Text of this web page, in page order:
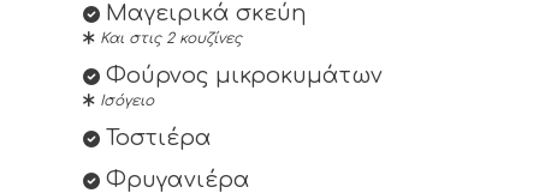
Μαγειρικά σκεύη
Και στις 2 κουζίνες
Φούρνος μικροκυμάτων
Ισόγειο
Τοστιέρα
Φρυγανιέρα